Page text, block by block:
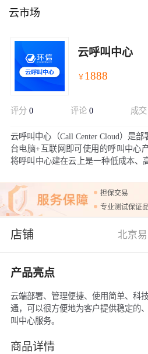
云市场
云呼叫中心
￥ 1888
评分 0 评论 0 成交
云呼叫中心（Call Center Cloud）是
台电脑+互联网即可使用的呼叫中心
将呼叫中心建在云上是一种低成本、
务。所有企业都可以借助该服务以更
热线服务，从而提升客户服务质量。
担保交易
专业测试保证
店铺 北京
产品亮点
云端部署、管理便捷、使用简单、科
通，可以很方便地为客户提供稳定的
叫中心服务。
商品详情